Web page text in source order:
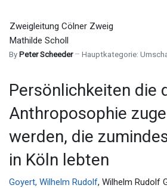
Zweigleitung Cölner Zweig
Mathilde Scholl
By Peter Scheeder Hauptkategorie:
Persönlichkeiten die
Anthroposophie
werden, die
in Köln lebten
Goyert, Wilhelm Rudolf, Wilhelm Rudolf